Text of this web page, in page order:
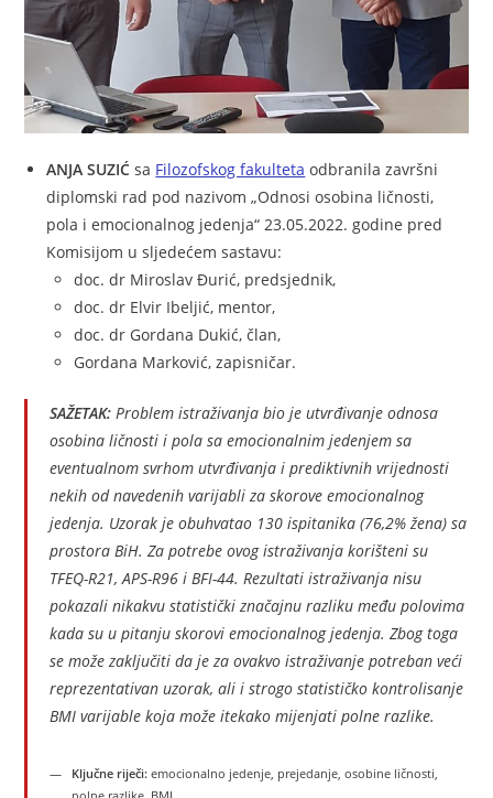
ANJA SUZIĆsa Filozofskog fakulteta odbranila završni
diplomski rad pod nazivom „Odnosi osobina ličnosti,
pola i emocionalnog jedenja“ 23.05.2022. godine pred
Komisijom u sljedećem sastavu:
doc. dr Miroslav Đurić, predsjednik,
doc. dr Elvir Ibeljić, mentor,
doc. dr Gordana Dukić, član,
Gordana Marković, zapisničar.
SAŽETAK:Problem istraživanja bio je utvrđivanje odnosa
osobina ličnosti i pola sa emocionalnim jedenjem sa
eventualnom svrhom utvrđivanja i prediktivnih vrijednosti
nekih od navedenih varijabli za skorove emocionalnog
jedenja. Uzorak je obuhvatao 130 ispitanika (76,2% žena) sa
prostora BiH. Za potrebe ovog istraživanja korišteni su
TFEQ-R21, APS-R96 i BFI-44. Rezultati istraživanja nisu
pokazali nikakvu statistički značajnu razliku među polovima
kada su u pitanju skorovi emocionalnog jedenja. Zbog toga
se može zaključiti da je za ovakvo istraživanje potreban veći
reprezentativan uzorak, ali i strogo statističko kontrolisanje
BMI varijable koja može itekako mijenjati polne razlike.
Ključne riječi:emocionalno jedenje, prejedanje, osobine ličnosti,